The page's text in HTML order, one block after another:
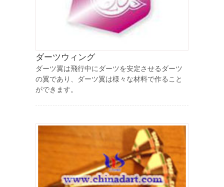
ダーツウィング
ダーツ翼は飛行中にダーツを安定させるダーツ
の翼であり、ダーツ翼は様々な材料で作ること
ができます。